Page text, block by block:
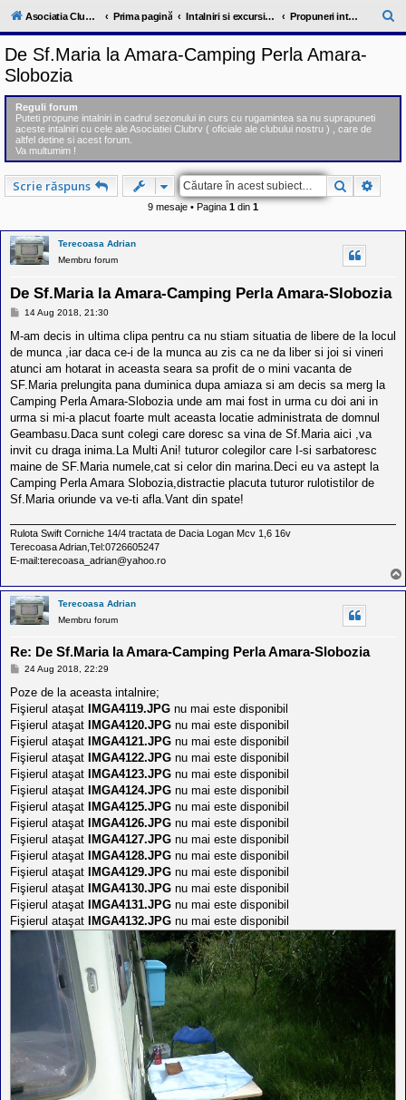
l
u
V
c
m
u
n
i
t
e
o
s
e
r
i
o
d
e
u
l
o
t
e
s
i
a
u
o
r
u
l
t
e
d
i
R
o
m
a
n
i
a
Asociatia ClubRV-RO Prima pagină Intalniri si excursii in cadrul comunitatii Propuneri intalniri 2018
ă
De Sf.Maria la Amara-Camping Perla Amara-
Slobozia
Reguli forum
Puteti propune intalniri in cadrul sezonului in curs cu rugamintea sa nu suprapuneti
aceste intalniri cu cele ale Asociatiei Clubrv ( oficiale ale clubului nostru ) , care de
altfel detine si acest forum.
Va multumim !
Scrie răspuns Căutare
9 mesaje • Pagina 1 din 1
Terecoasa Adrian
Membru forum
De Sf.Maria la Amara-Camping Perla Amara-Slobozia
M
s
j
14 Aug 2018, 21:30
M-am decis in ultima clipa pentru ca nu stiam situatia de libere de la locul
de munca ,iar daca ce-i de la munca au zis ca ne da liber si joi si vineri
atunci am hotarat in aceasta seara sa profit de o mini vacanta de
SF.Maria prelungita pana duminica dupa amiaza si am decis sa merg la
Camping Perla Amara-Slobozia unde am mai fost in urma cu doi ani in
urma si mi-a placut foarte mult aceasta locatie administrata de domnul
Geambasu.Daca sunt colegi care doresc sa vina de Sf.Maria aici ,va
invit cu draga inima.La Multi Ani! tuturor colegilor care I-si sarbatoresc
maine de SF.Maria numele,cat si celor din marina.Deci eu va astept la
Camping Perla Amara Slobozia,distractie placuta tuturor rulotistilor de
Sf.Maria oriunde va ve-ti afla.Vant din spate!
Rulota Swift Corniche 14/4 tractata de Dacia Logan Mcv 1,6 16v
Terecoasa Adrian,Tel:0726605247
E-mail:terecoasa_adrian@yahoo.ro
Terecoasa Adrian
Membru forum
Re: De Sf.Maria la Amara-Camping Perla Amara-Slobozia
M
s
j
24 Aug 2018, 22:29
Poze de la aceasta intalnire;
Fişierul ataşat
IMGA4119.JPG nu mai este disponibil
Fişierul ataşat
IMGA4120.JPG nu mai este disponibil
Fişierul ataşat
IMGA4121.JPG nu mai este disponibil
Fişierul ataşat
IMGA4122.JPG nu mai este disponibil
Fişierul ataşat
IMGA4123.JPG nu mai este disponibil
Fişierul ataşat
IMGA4124.JPG nu mai este disponibil
Fişierul ataşat
IMGA4125.JPG nu mai este disponibil
Fişierul ataşat
IMGA4126.JPG nu mai este disponibil
Fişierul ataşat
IMGA4127.JPG nu mai este disponibil
Fişierul ataşat
IMGA4128.JPG nu mai este disponibil
Fişierul ataşat
IMGA4129.JPG nu mai este disponibil
Fişierul ataşat
IMGA4130.JPG nu mai este disponibil
Fişierul ataşat
IMGA4131.JPG nu mai este disponibil
Fişierul ataşat
IMGA4132.JPG nu mai este disponibil